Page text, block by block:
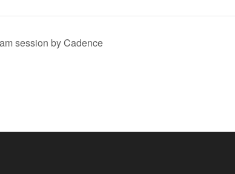
session by Cadence